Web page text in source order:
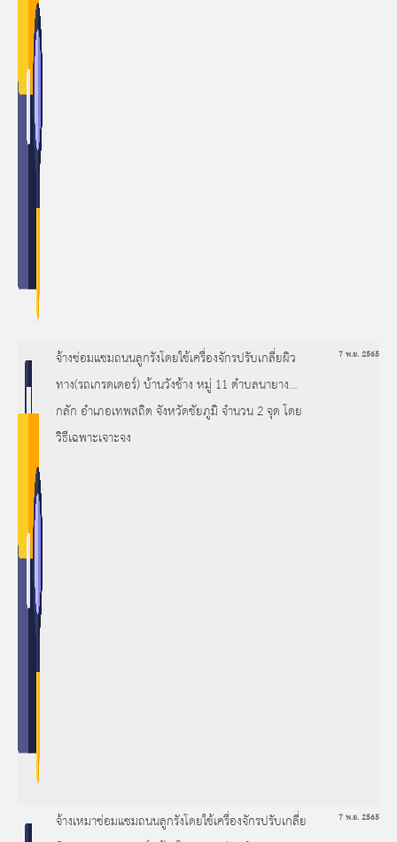
จ้างซ่อมแซมถนนลูกรังโดยใช้เครื่องจักรปรับเกลี่ยผิว
ทาง(รถเกรดเดอร์) บ้านวังช้าง หมู่ 11 ตำบลนายาง
กลัก อำเภอเทพสถิต จังหวัดชัยภูมิ จำนวน 2 จุด โดย
วิธีเฉพาะเจาะจง
7 พ.ย. 2565
จ้างเหมาซ่อมแซมถนนลูกรังโดยใช้เครื่องจักรปรับเกลี่ย
7 พ.ย. 2565